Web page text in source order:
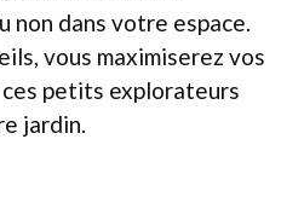
non dans votre espace.
vous maximiserez vos
ces petits explorateurs
jardin.